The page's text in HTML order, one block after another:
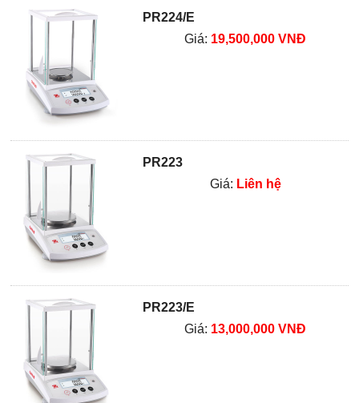
PR224/E
Giá: 19,500,000 VNĐ
PR223
Giá: Liên hệ
PR223/E
Giá: 13,000,000 VNĐ